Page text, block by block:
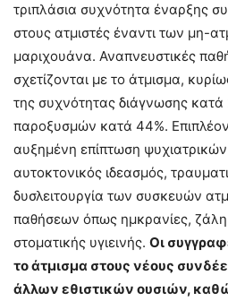
τριπλάσια συχνότητα έναρξης
στους ατμιστές έναντι των μη-
μαριχουάνα. Αναπνευστικές
σχετίζονται με το άτμισμα,
της συχνότητας διάγνωσης
παροξυσμών κατά 44%.
αυξημένη επίπτωση
αυτοκτονικός ιδεασμός,
δυσλειτουργία των συσκευών
παθήσεων όπως ημκρανίες,
στοματικής υγιεινής. Οι
το άτμισμα στους νέους
άλλων εθιστικών ουσιών,